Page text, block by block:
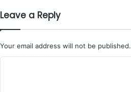
Leave a Reply
Your email address will not be published.